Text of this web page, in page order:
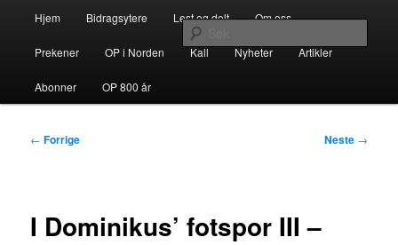
Dominikanerordenen i Norden
Hjem Bidragsytere Lest og delt Om oss
Prekener OP i Norden Kall Nyheter Artikler
Abonner OP 800 år
Innleggsnavigasjon
← Forrige Neste →
I Dominikus’ fotspor III –